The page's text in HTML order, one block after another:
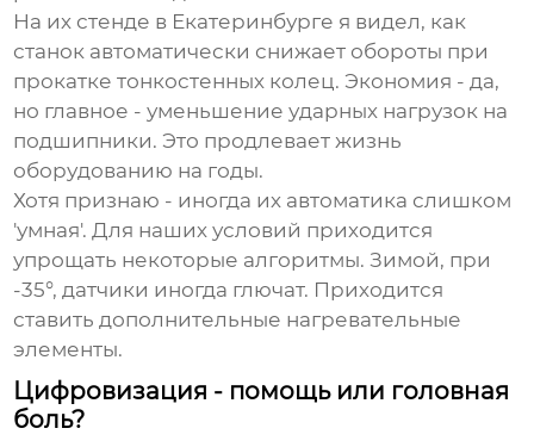
На их стенде в Екатеринбурге я видел, как
станок автоматически снижает обороты при
прокатке тонкостенных колец. Экономия - да,
но главное - уменьшение ударных нагрузок на
подшипники. Это продлевает жизнь
оборудованию на годы.
Хотя признаю - иногда их автоматика слишком
'умная'. Для наших условий приходится
упрощать некоторые алгоритмы. Зимой, при
-35°, датчики иногда глючат. Приходится
ставить дополнительные нагревательные
элементы.
Цифровизация - помощь или головная
боль?